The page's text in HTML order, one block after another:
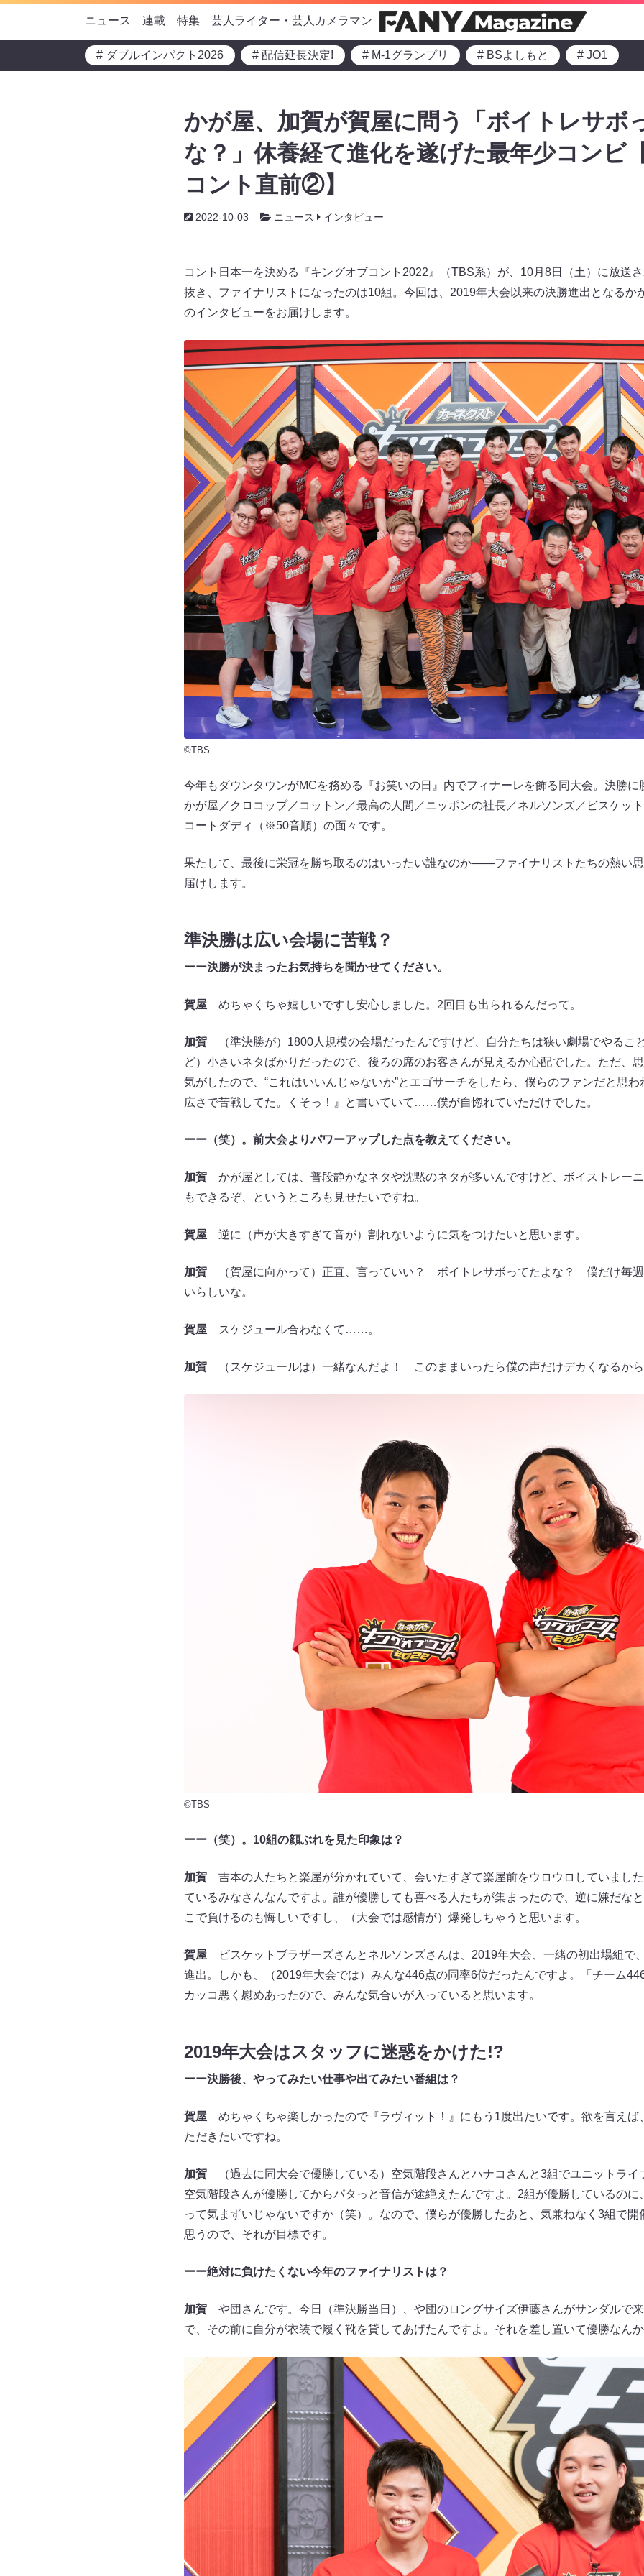
ニュース 連載 特集 芸人ライター・芸人カメラマン
# ダブルインパクト2026 # 配信延長決定! # M-1グランプリ # BSよしもと # JO1
かが屋、加賀が賀屋に問う「ボイトレサボ
な？」休養経て進化を遂げた最年少コンビ
コント直前②】​​
2022-10-03 ニュース インタビュー
コント日本一を決める『キングオブコント2022』（TBS系）が、10月8日（土）に放送
抜き、ファイナリストになったのは10組。今回は、2019年大会以来の決勝進出となるか
のインタビューをお届けします。​​
©TBS
今年もダウンタウンがMCを務める『お笑いの日』内でフィナーレを飾る同大会。決勝に
かが屋／クロコップ／コットン／最高の人間／ニッポンの社長／ネルソンズ／ビスケッ
コートダディ（※50音順）の面々です。
果たして、最後に栄冠を勝ち取るのはいったい誰なのか――ファイナリストたちの熱い
届けします。
準決勝は広い会場に苦戦？
ーー決勝が決まったお気持ちを聞かせてください。​​
賀屋めちゃくちゃ嬉しいですし安心しました。2回目も出られるんだって。
加賀（準決勝が）1800人規模の会場だったんですけど、自分たちは狭い劇場でやるこ
ど）小さいネタばかりだったので、後ろの席のお客さんが見えるか心配でした。ただ、
気がしたので、“これはいいんじゃないか”とエゴサーチをしたら、僕らのファンだと思
広さで苦戦してた。くそっ！』と書いていて……僕が自惚れていただけでした。
ーー（笑）。前大会よりパワーアップした点を教えてください。
加賀かが屋としては、普段静かなネタや沈黙のネタが多いんですけど、ボイストレー
もできるぞ、というところも見せたいですね。
賀屋逆に（声が大きすぎて音が）割れないように気をつけたいと思います。
加賀（賀屋に向かって）正直、言っていい？ ボイトレサボってたよな？ 僕だけ毎週
いらしいな。
賀屋スケジュール合わなくて……。
加賀（スケジュールは）一緒なんだよ！ このままいったら僕の声だけデカくなるか
©TBS
ーー（笑）。10組の顔ぶれを見た印象は？
加賀吉本の人たちと楽屋が分かれていて、会いたすぎて楽屋前をウロウロしていまし
ているみなさんなんですよ。誰が優勝しても喜べる人たちが集まったので、逆に嫌だな
こで負けるのも悔しいですし、（大会では感情が）爆発しちゃうと思います。
賀屋ビスケットブラザーズさんとネルソンズさんは、2019年大会、一緒の初出場組で
進出。しかも、（2019年大会では）みんな446点の同率6位だったんですよ。「チーム
カッコ悪く慰めあったので、みんな気合いが入っていると思います。
2019年大会はスタッフに迷惑をかけた!?
ーー決勝後、やってみたい仕事や出てみたい番組は？
賀屋めちゃくちゃ楽しかったので『ラヴィット！』にもう1度出たいです。欲を言えば
ただきたいですね。
加賀（過去に同大会で優勝している）空気階段さんとハナコさんと3組でユニットライ
空気階段さんが優勝してからパタっと音信が途絶えたんですよ。2組が優勝しているの
って気まずいじゃないですか（笑）。なので、僕らが優勝したあと、気兼ねなく3組で
思うので、それが目標です。
ーー絶対に負けたくない今年のファイナリストは？
加賀や団さんです。今日（準決勝当日）、や団のロングサイズ伊藤さんがサンダルで
で、その前に自分が衣装で履く靴を貸してあげたんですよ。それを差し置いて優勝なん